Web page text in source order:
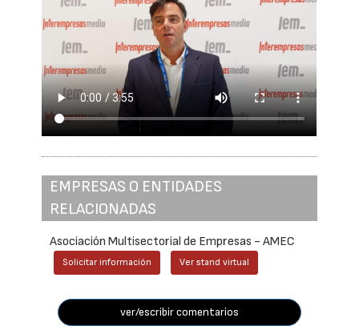
EMPRESAS O ENTIDADES
RELACIONADAS
Asociación Multisectorial de Empresas - AMEC
Solicitar información Ver stand virtual
ver/escribir comentarios